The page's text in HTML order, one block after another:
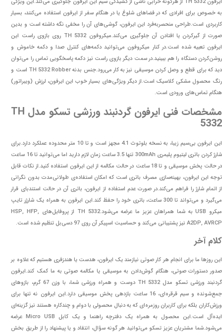
ایرفون TH 5332 از هرگونه خرابی ناشی از کشیدگی سیم این ایرفون جلوگیری می‌کند.این ویژگی
به‌ خصوص برای افرادی که در فضاهای شلوغ یا در هنگام سفر از ایرفون استفاده می‌کنند، بسیار
کاربردی است.طراحی منحصربه‌فرد این ایرفون، گوشی‌های آن را مخفی نگه داشته است و بدین
صورت از گیرکردن یا افتادن آن جلوگیری می‌کند.میکروفون TH 5332 روی بازوی راست این
ایرفون تعبیه شده است.در کنار میکروفون می‌توانید دکمه‌های کنترل صدا و دکمه خاموش و
روشن‌کردن دستگاه را هم ببینید.در سمت دیگر بازوی راست نیز دکمه پاسخگویی تماس را می‌توان
دید که برای قطع و وصل کردن موسیقی نیز به کار می‌رود.جنس بدنه TH 5332 Robber است و
رنگ محصول مشکی کلاسیک است.از ديگر ويژگی‌های بسيار خوب اين ايرفون، لرزش (ويبراتور)
هنگام تماس‌های ورودی است.
مشخصات فنی ایرفون گردنبند ورزشی تسکو مدل TH
5332
این ایرفون بی‌سیم زیبا، به نسخه بلوتوث 4.1 مجهز است و تا 10 متر محدوده عملکرد دارد.برای
شارژ کردن باتری لیتیوم پلیمری 300mAh تنها 3.5 ساعت زمان لازم دارید اما می‌توانید تا 16 ساعت
در حالت پخش موسیقی و تا 18 ساعت در حالت مکالمه از این ایرفون استفاده کنید.از نکات قابل
توجه این ایرفون، بهینه‌سازی مصرف باتری است که امکان استفاده‌ی طولانی‌مدت بدون نگرانی
از اتمام شارژ را فراهم می‌کند.در صورت عدم استفاده از ایرفون، باتری آن در حالت استندبای قرار
می‌گیرد و می‌تواند تا 300 ساعت، باتری خود را حفظ کند.این ایرفون به همراه یک شارژر تایپ
میکرو USB به شما همراهان عزیز ما عرضه می‌شود.TH 5332 از پروفایل‌های HSP, HFP,
A2DP, AVRCP نیز پشتیبانی می‌کند و حساسیت اسپیکر آن روی 97 دسی‌بل تنظیم شده است.
کلام آخر
این روزها ما برای انجام هر کار صوتی نیازمند یک ایرفون، هدست یا هندزفری هستیم که علاوه بر
صدور دستورات صوتی، هنگام گوش‌دادن به موسیقی یا مکالمه صوتی به ما کمک کند.ایرفون
گردنبند ورزشی تسکو مدل TH 5332 دوست و همراه ورزشی شما، با وزن 67 گرم، بازوهای
جمع‌شونده و سیم قرقره‌ای، 16 ساعت بازدهی پخش موسیقی دارد.این ایرفون نه تنها برای
ورزش‌کاران بلکه برای کاربران روزمره‌ای که به دنبال محصولی با دوام و چندکاره هستند نیز گزینه‌ای
ایده‌آل است.این محصول به همراه یک دفترچه راهنما و یک کابل Micro USB عرضه
می‌شود.شما مشتریان عزیز تسکو می‌توانید هر گونه سؤال، انتقاد و یا پیشنهاد را از طریق بخش